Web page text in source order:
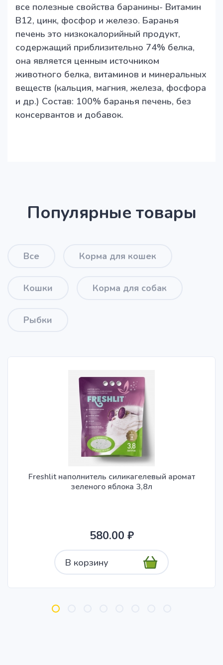
все полезные свойства баранины- Витамин
В12, цинк, фосфор и железо. Баранья
печень это низкокалорийный продукт,
содержащий приблизительно 74% белка,
она является ценным источником
животного белка, витаминов и минеральных
веществ (кальция, магния, железа, фосфора
и др.) Состав: 100% баранья печень, без
консервантов и добавок.
Популярные товары
Все Корма для кошек
Кошки Корма для собак
Рыбки
Freshlit наполнитель силикагелевый аромат
зеленого яблока 3,8л
580.00 ₽
В корзину